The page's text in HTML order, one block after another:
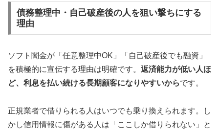
債務整理中・自己破産後の人を狙い撃ちにする
理由
ソフト闇金が「任意整理中OK」「自己破産後でも融資」
を積極的に宣伝する理由は明確です。 返済能力が低い人ほ
ど、利息を払い続ける長期顧客になりやすいからです。
正規業者で借りられる人はいつでも乗り換えられます。し
かし信用情報に傷がある人は「ここしか借りられない」と